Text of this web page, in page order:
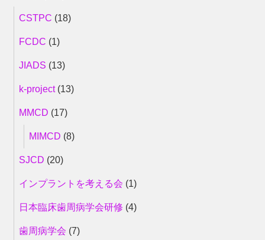
CSTPC (18)
FCDC (1)
JIADS (13)
k-project(13)
MMCD (17)
MIMCD (8)
SJCD (20)
インプラントを考える会 (1)
日本臨床歯周病学会研修 (4)
歯周病学会 (7)